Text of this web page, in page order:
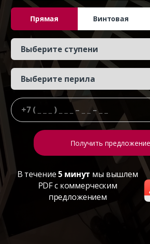
Прямая Винтовая
В течение 5 минут мы вышлем
PDF с коммерческим
предложением